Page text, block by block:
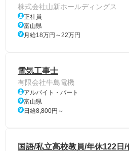
株式会社山新ホールディングス
正社員
富山県
月給18万円～22万円
電気工事士
有限会社牛島電機
アルバイト・パート
富山県
日給8,800円～
国語/私立高校教員/年休122日